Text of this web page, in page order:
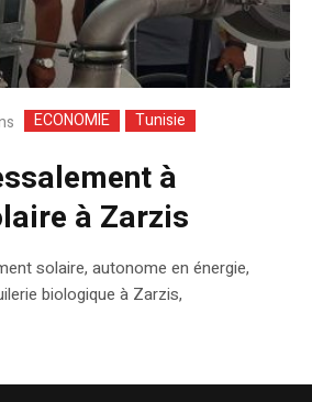
ECONOMIE Tunisie
à
à Zarzis
solaire, autonome en énergie,
biologique à Zarzis,